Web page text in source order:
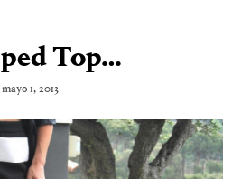
Top…
mayo 1, 2013